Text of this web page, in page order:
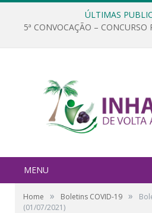
ÚLTIMAS
5ª CONVOCAÇÃO –
MENU
Home » Boletins COVID-19 »
(01/07/2021)